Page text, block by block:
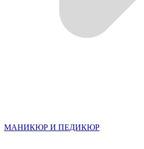
МАНИКЮР И ПЕДИКЮР